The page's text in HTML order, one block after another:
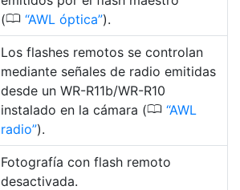
(0 AWL óptica ).
Los flashes remotos se controlan
mediante señales de radio emitidas
desde un WR-R11b/WR-R10
instalado en la cámara (0 AWL
radio ).
Fotografía con flash remoto
desactivada.